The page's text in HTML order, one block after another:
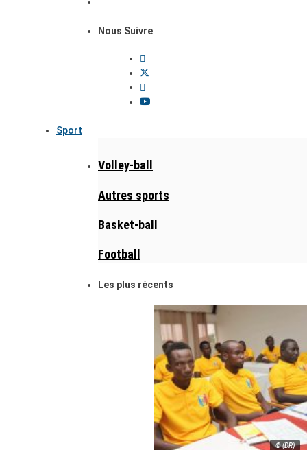
Nous Suivre
Sport
Volley-ball
Autres sports
Basket-ball
Football
Les plus récents
© (DR)